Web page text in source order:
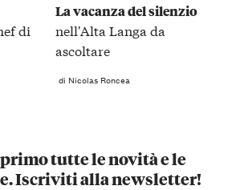
di
La vacanza del silenzio
nell'Alta Langa da
ascoltare
di Nicolas Roncea
tutte le novità e le
Iscriviti alla newsletter!